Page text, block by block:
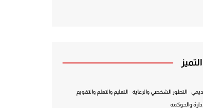
التطور الشخصي والرعاية التعليم والتعلم والتقويم
والحوكمة